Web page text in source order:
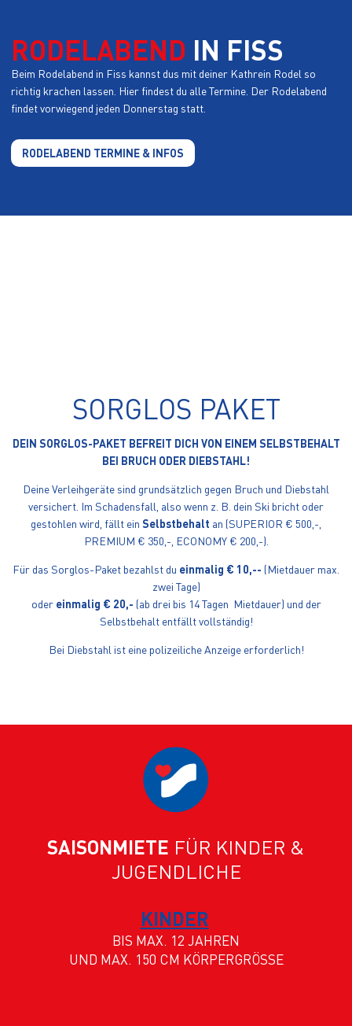
RODELABEND IN FISS
Beim Rodelabend in Fiss kannst dus mit deiner Kathrein Rodel so
richtig krachen lassen. Hier findest du alle Termine. Der Rodelabend
findet vorwiegend jeden Donnerstag statt.
RODELABEND TERMINE & INFOS
SORGLOS PAKET
DEIN SORGLOS-PAKET BEFREIT DICH VON EINEM SELBSTBEHALT
BEI BRUCH ODER DIEBSTAHL!
Deine Verleihgeräte sind grundsätzlich gegen Bruch und Diebstahl
versichert. Im Schadensfall, also wenn z. B. dein Ski bricht oder
gestohlen wird, fällt ein Selbstbehalt an (SUPERIOR € 500,-,
PREMIUM € 350,-, ECONOMY € 200,-).
Für das Sorglos-Paket bezahlst du einmalig € 10,-- (Mietdauer max.
zwei Tage)
oder einmalig € 20,- (ab drei bis 14 Tagen Mietdauer) und der
Selbstbehalt entfällt vollständig!
Bei Diebstahl ist eine polizeiliche Anzeige erforderlich!
SAISONMIETE FÜR KINDER &
JUGENDLICHE
KINDER
BIS MAX. 12 JAHREN
UND MAX. 150 CM KÖRPERGRÖSSE